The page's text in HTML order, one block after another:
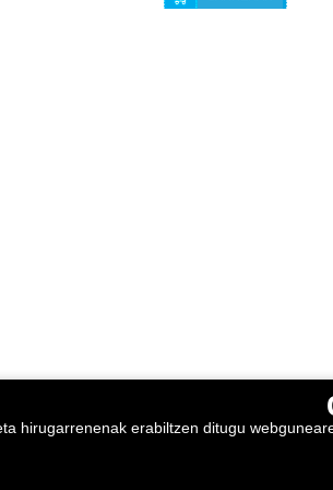
hirugarrenenak erabiltzen ditugu